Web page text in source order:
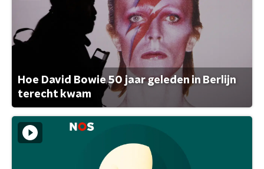
Hoe David Bowie 50 jaar geleden in Berlijn
terecht kwam